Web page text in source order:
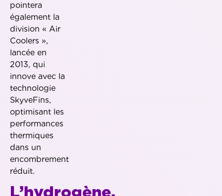
pointera
également la
division « Air
Coolers »,
lancée en
2013, qui
innove avec la
technologie
SkyveFins,
optimisant les
performances
thermiques
dans un
encombrement
réduit.
L’hydrogène,